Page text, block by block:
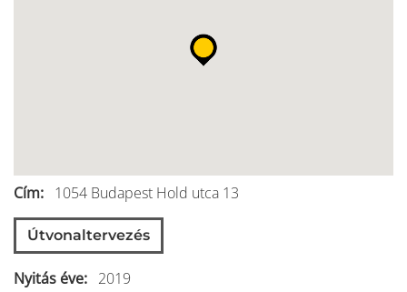
Cím 1054 Budapest Hold utca 13
Útvonaltervezés
Nyitás éve
2019